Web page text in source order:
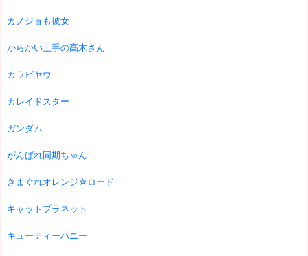
カノジョも彼女
からかい上手の高木さん
カラビヤウ
カレイドスター
ガンダム
がんばれ同期ちゃん
きまぐれオレンジ☆ロード
キャットプラネット
キューティーハニー